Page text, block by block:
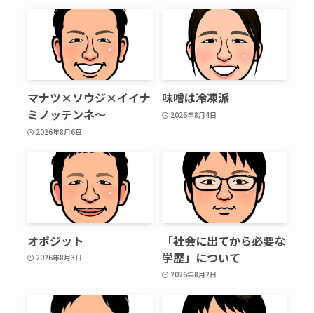
マナツ×ソウジ×イイナ
ミノッテンネ～
2026年8月6日
味噌は冷凍派
2026年8月4日
オポジット
2026年8月3日
「社会に出てから必要な
学歴」について
2026年8月2日